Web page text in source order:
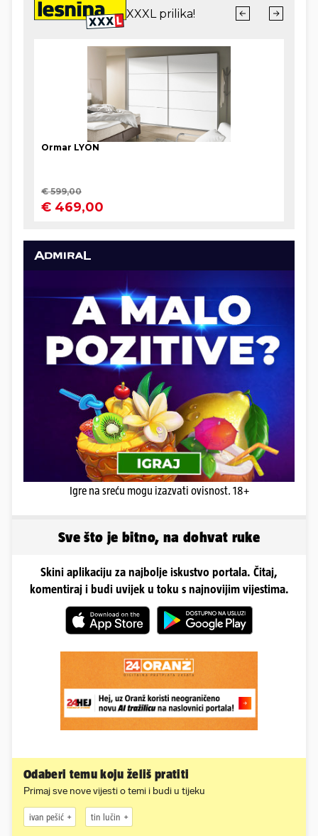
Igre na sreću mogu izazvati ovisnost. 18+
Sve što je bitno, na dohvat ruke
Skini aplikaciju za najbolje iskustvo portala. Čitaj,
komentiraj i budi uvijek u toku s najnovijim vijestima.
Odaberi temu koju želiš pratiti
Primaj sve nove vijesti o temi i budi u tijeku
ivan pešić tin lučin